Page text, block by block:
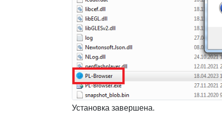
Установка завершена.